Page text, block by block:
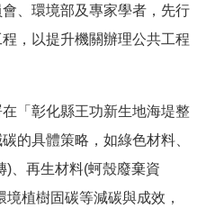
、環境部及專家學者，先行
，以提升機關辦理公共工程
「彰化縣王功新生地海堤整
的具體策略，如綠色材料、
)、再生材料(蚵殼廢棄資
植樹固碳等減碳與成效，